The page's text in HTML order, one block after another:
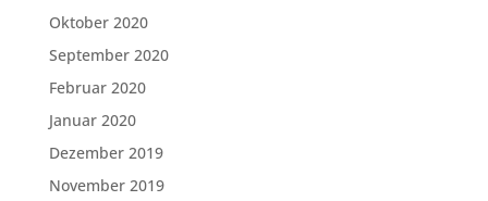
Oktober 2020
September 2020
Februar 2020
Januar 2020
Dezember 2019
November 2019